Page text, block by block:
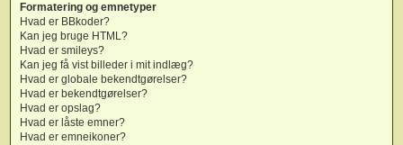
Formatering og emnetyper
Hvad er BBkoder?
Kan jeg bruge HTML?
Hvad er smileys?
Kan jeg få vist billeder i mit indlæg?
Hvad er globale bekendtgørelser?
Hvad er bekendtgørelser?
Hvad er opslag?
Hvad er låste emner?
Hvad er emneikoner?